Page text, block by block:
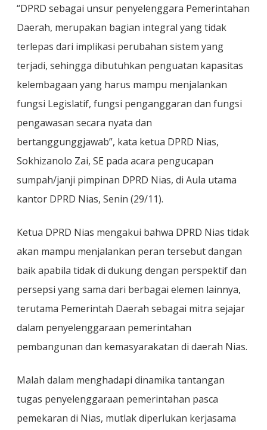
“DPRD sebagai unsur penyelenggara Pemerintahan
Daerah, merupakan bagian integral yang tidak
terlepas dari implikasi perubahan sistem yang
terjadi, sehingga dibutuhkan penguatan kapasitas
kelembagaan yang harus mampu menjalankan
fungsi Legislatif, fungsi penganggaran dan fungsi
pengawasan secara nyata dan
bertanggunggjawab”, kata ketua DPRD Nias,
Sokhizanolo Zai, SE pada acara pengucapan
sumpah/janji pimpinan DPRD Nias, di Aula utama
kantor DPRD Nias, Senin (29/11).
Ketua DPRD Nias mengakui bahwa DPRD Nias tidak
akan mampu menjalankan peran tersebut dangan
baik apabila tidak di dukung dengan perspektif dan
persepsi yang sama dari berbagai elemen lainnya,
terutama Pemerintah Daerah sebagai mitra sejajar
dalam penyelenggaraan pemerintahan
pembangunan dan kemasyarakatan di daerah Nias.
Malah dalam menghadapi dinamika tantangan
tugas penyelenggaraan pemerintahan pasca
pemekaran di Nias, mutlak diperlukan kerjasama